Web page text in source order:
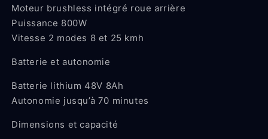
Moteur brushless intégré roue arrière
Puissance 800W
Vitesse 2 modes 8 et 25 kmh
Batterie et autonomie
Batterie lithium 48V 8Ah
Autonomie jusqu’à 70 minutes
Dimensions et capacité